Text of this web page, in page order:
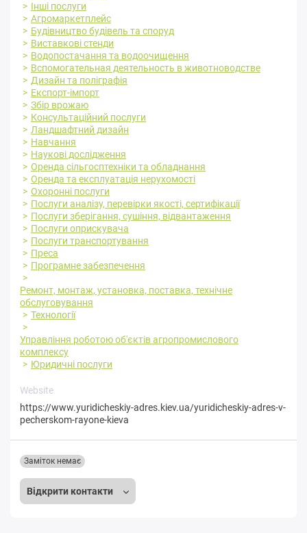
Інші послуги
Агромаркетплейс
Будівництво будівель та споруд
Виставкові стенди
Водопостачання та водоочищення
Вспомогательная деятельность в животноводстве
Дизайн та поліграфія
Експорт-імпорт
Збір врожаю
Консультаційний послуги
Ландшафтний дизайн
Навчання
Наукові дослідження
Оренда сільгосптехніки та обладнання
Оренда та експлуатація нерухомості
Охоронні послуги
Послуги аналізу, перевірки якості, сертифікації
Послуги зберігання, сушіння, відвантаження
Послуги оприскувача
Послуги транспортування
Преса
Програмне забезпечення
Ремонт, монтаж, установка, поставка, технічне
обслуговування
Технології
Управління роботою об'єктів агропромислового
комплексу
Юридичні послуги
Website
https://www.yuridicheskiy-adres.kiev.ua/yuridicheskiy-adres-v-
pecherskom-rayone-kieva
Відкрити контакти
Заміток немає